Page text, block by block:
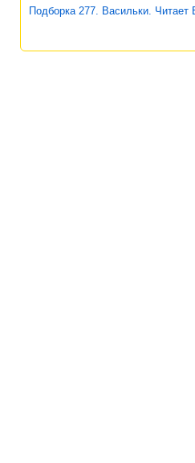
Подборка 277. Васильки. Читает